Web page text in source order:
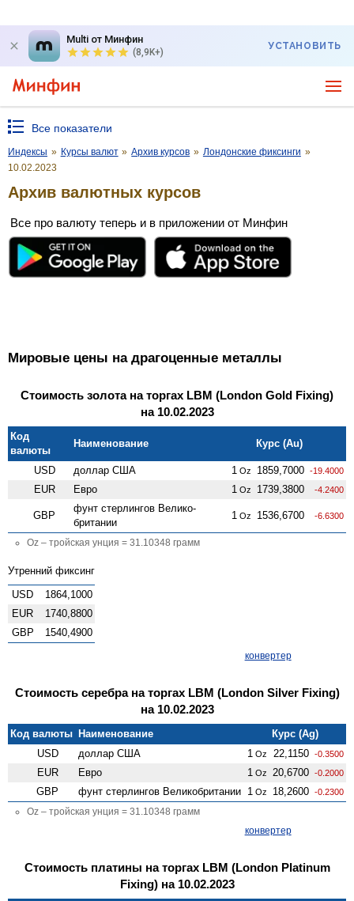
Multi от Минфин
(8,9K+)
УСТАНОВИТЬ
Все показатели
Индексы » Курсы валют » Архив курсов » Лондонские фиксинги »
10.02.2023
Архив валютных курсов
Все про валюту теперь и в приложении от Минфин
Мировые цены на драгоценные металлы
Стоимость золота на торгах LBM (London Gold Fixing)
на 10.02.2023
Код
валюты
Наименование Курс (Au)
USD доллар США 1 Oz 1859,7000 -19.4000
EUR Евро 1 Oz 1739,3800 -4.2400
GBP
фунт стерлингов Велико­
британии
1 Oz 1536,6700 -6.6300
Oz – тройская унция = 31.10348 грамм
Утренний фиксинг
USD
1864,1000
EUR
1740,8800
GBP
1540,4900
конвертер
Стоимость серебра на торгах LBM (London Silver Fixing)
на 10.02.2023
Код валюты Наименование
Курс (Ag)
USD
доллар США 1 Oz 22,1150 -0.3500
EUR Евро 1 Oz 20,6700 -0.2000
GBP фунт стерлингов Велико­британии 1 Oz 18,2600 -0.2300
Oz – тройская унция = 31.10348 грамм
конвертер
Стоимость платины на торгах LBM (London Platinum
Fixing) на 10.02.2023